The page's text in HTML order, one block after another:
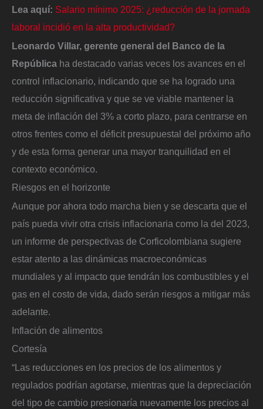
Lea aquí: Salario mínimo 2025: ¿reducción de la jornada
laboral incidió en la alta productividad?
Leonardo Villar, gerente general del Banco de la
República ha destacado varias veces los avances en el
control inflacionario, indicando que se ha logrado una
reducción significativa y que se ve viable mantener la
meta de inflación del 3% a corto plazo, para centrarse en
otros frentes como el déficit presupuestal del próximo año
y de esta forma generar una mayor tranquilidad en el
contexto económico.
Riesgos en el horizonte
Aunque por ahora todo marcha bien y se descarta que el
país pueda vivir otra crisis inflacionaria como la del 2023,
un informe de perspectivas de Corficolombiana sugiere
estar atento a las dinámicas macroeconómicas
mundiales y al impacto que tendrán los combustibles y el
gas en el costo de vida, dado serán riesgos a mitigar más
adelante.
Inflación de alimentos
Cortesía
“Las reducciones en los precios de los alimentos y
regulados podrían agotarse, mientras que la depreciación
del tipo de cambio presionaría nuevamente los precios al